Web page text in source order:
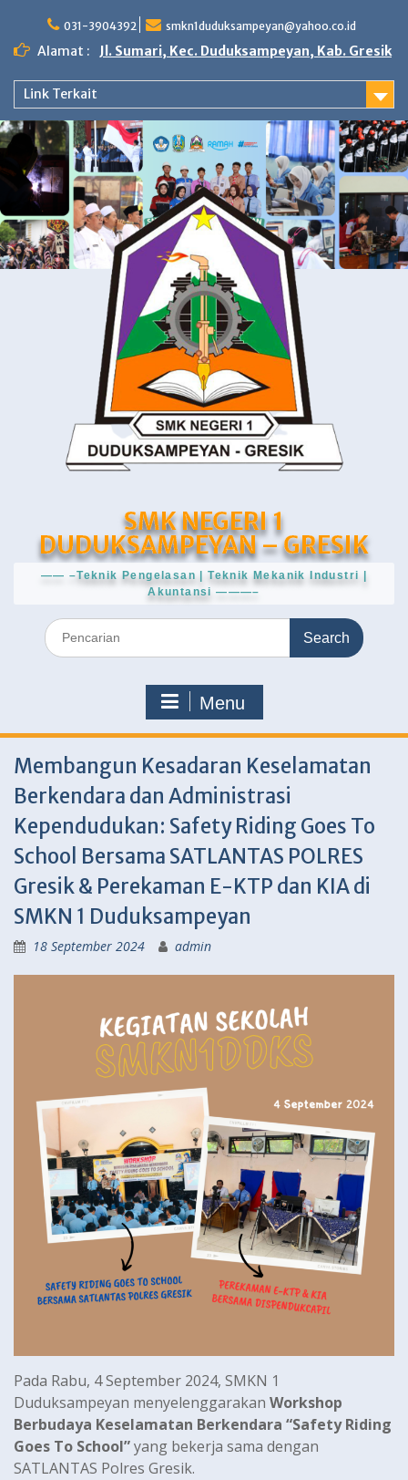
content
031-3904392 smkn1duduksampeyan@yahoo.co.id
Alamat : Jl. Sumari, Kec. Duduksampeyan, Kab. Gresik
Link Terkait
SMK NEGERI 1
DUDUKSAMPEYAN – GRESIK
—— –Teknik Pengelasan | Teknik Mekanik Industri |
Akuntansi ———–
Search
for:
Menu
Membangun Kesadaran Keselamatan
Berkendara dan Administrasi
Kependudukan: Safety Riding Goes To
School Bersama SATLANTAS POLRES
Gresik & Perekaman E-KTP dan KIA di
SMKN 1 Duduksampeyan
18 September 2024 admin
Pada Rabu, 4 September 2024, SMKN 1
Duduksampeyan menyelenggarakan Workshop
Berbudaya Keselamatan Berkendara “Safety Riding
Goes To School”yang bekerja sama dengan
SATLANTAS Polres Gresik.